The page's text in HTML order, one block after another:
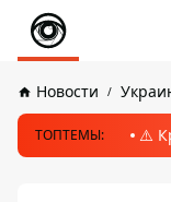
Новости
ТОПТЕМЫ: ⚠️